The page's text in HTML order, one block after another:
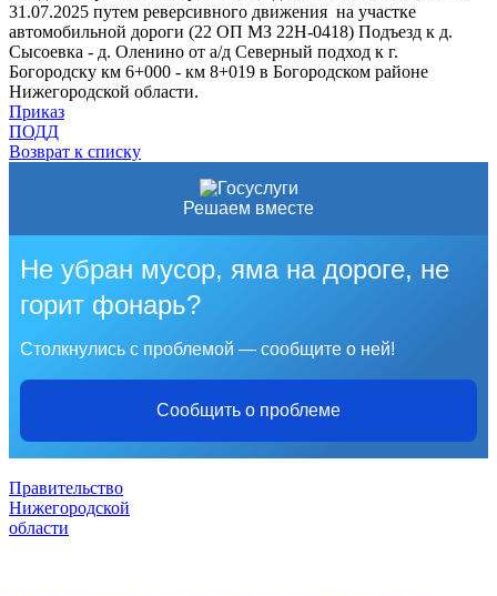
31.07.2025 путем реверсивного движения на участке
автомобильной дороги (22 ОП МЗ 22Н-0418) Подъезд к д.
Сысоевка - д. Оленино от а/д Северный подход к г.
Богородску км 6+000 - км 8+019 в Богородском районе
Нижегородской области.
Приказ
ПОДД
Возврат к списку
Решаем вместе
Не убран мусор, яма на дороге, не
горит фонарь?
Столкнулись с проблемой — сообщите о ней!
Сообщить о проблеме
Правительство
Нижегородской
области